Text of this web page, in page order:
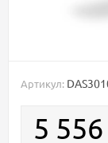
Артикул:
5